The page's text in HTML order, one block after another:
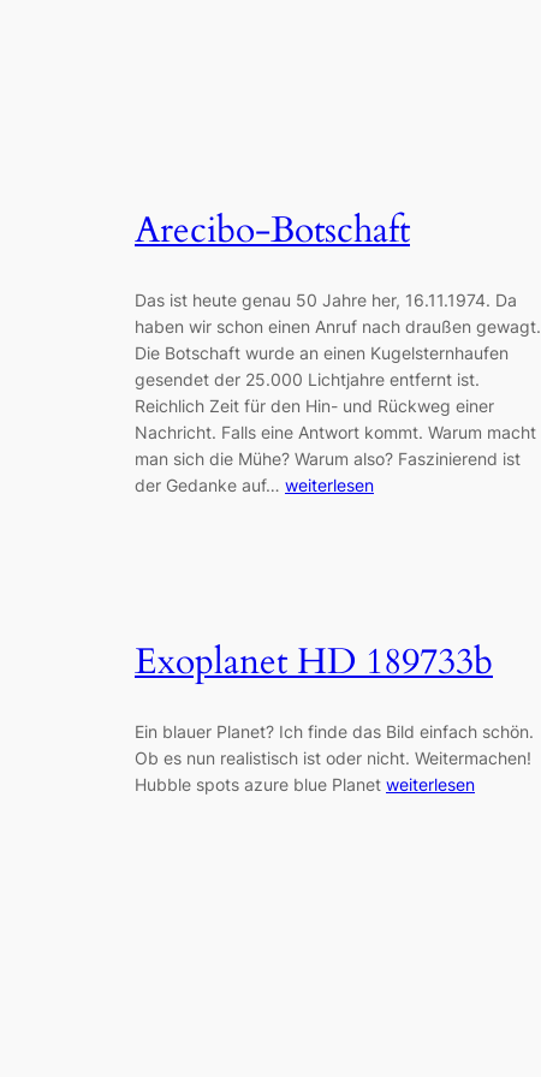
Arecibo-Botschaft
Das ist heute genau 50 Jahre her, 16.11.1974. Da
haben wir schon einen Anruf nach draußen gewagt.
Die Botschaft wurde an einen Kugelsternhaufen
gesendet der 25.000 Lichtjahre entfernt ist.
Reichlich Zeit für den Hin- und Rückweg einer
Nachricht. Falls eine Antwort kommt. Warum macht
man sich die Mühe? Warum also? Faszinierend ist
der Gedanke auf… weiterlesen
Exoplanet HD 189733b
Ein blauer Planet? Ich finde das Bild einfach schön.
Ob es nun realistisch ist oder nicht. Weitermachen!
Hubble spots azure blue Planet weiterlesen